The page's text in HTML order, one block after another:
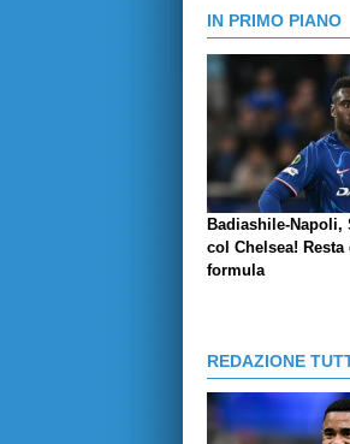
IN PRIMO PIANO
Badiashile-Napoli,
col Chelsea!
formula
REDAZIONE